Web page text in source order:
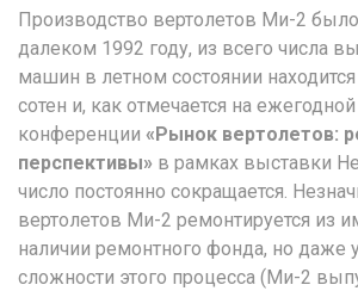
Производство вертолетов Ми-2
далеком 1992 году, из всего числа
машин в летном состоянии
сотен и, как отмечается на
конференции «Рынок вертолетов:
перспективы» в рамках выставки
число постоянно сокращается.
вертолетов Ми-2 ремонтируется из
наличии ремонтного фонда, но даже
сложности этого процесса (Ми-2